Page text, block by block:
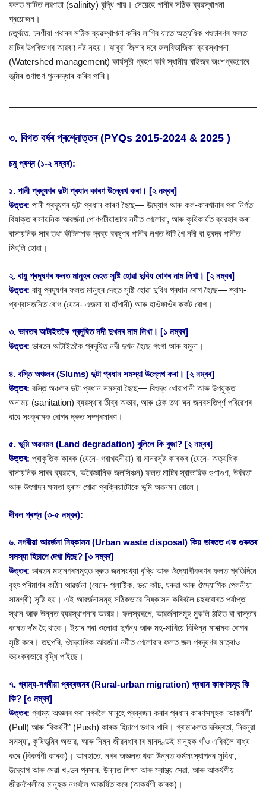
ফলত মাটিত লৱণতা (salinity) বৃদ্ধি পায়। সেয়েহে পানীৰ সঠিক ব্যৱস্থাপনা
প্ৰয়োজন।
চতুৰ্থতে, চৰণীয়া পথাৰৰ সঠিক ব্যৱস্থাপনা কৰিব লাগিব যাতে অত্যধিক পশুচাৰণৰ ফলত
মাটিৰ উপৰিভাগৰ আৱৰণ নষ্ট নহয়। ঝাবুৱা জিলাৰ দৰে জলবিভাজিকা ব্যৱস্থাপনা
(Watershed management) কাৰ্যসূচী গ্ৰহণ কৰি স্থানীয় ৰাইজৰ অংশগ্ৰহণেৰে
ভূমিৰ গুণাগুণ পুনৰুদ্ধাৰ কৰিব পাৰি।
৩. বিগত বৰ্ষৰ প্ৰশ্নোত্তৰ (PYQs 2015-2024 & 2025 )
চমু প্ৰশ্ন (১-২ নম্বৰ):
১. পানী প্ৰদূষণৰ দুটা প্ৰধান কাৰণ উল্লেখ কৰা। [২ নম্বৰ]
উত্তৰ: পানী প্ৰদূষণৰ দুটা প্ৰধান কাৰণ হৈছে— উদ্যোগ আৰু কল-কাৰখানাৰ পৰা নিৰ্গত
বিষাক্ত ৰাসায়নিক আৱৰ্জনা পোণপটীয়াভাৱে নদীত পেলোৱা, আৰু কৃষিকাৰ্যত ব্যৱহাৰ কৰা
ৰাসায়নিক সাৰ তথা কীটনাশক দ্ৰব্য বৰষুণৰ পানীৰ লগত উটি গৈ নদী বা হ্ৰদৰ পানীত
মিহলি হোৱা।
২. বায়ু প্ৰদূষণৰ ফলত মানুহৰ দেহত সৃষ্টি হোৱা দুবিধ ৰোগৰ নাম লিখা। [২ নম্বৰ]
উত্তৰ: বায়ু প্ৰদূষণৰ ফলত মানুহৰ দেহত সৃষ্টি হোৱা দুবিধ প্ৰধান ৰোগ হৈছে— শ্বাস-
প্ৰশ্বাসজনিত ৰোগ (যেনে- এজমা বা হাঁপানী) আৰু হাওঁফাওঁৰ কৰ্কট ৰোগ।
৩. ভাৰতৰ আটাইতকৈ প্ৰদূষিত নদী দুখনৰ নাম লিখা। [১ নম্বৰ]
উত্তৰ: ভাৰতৰ আটাইতকৈ প্ৰদূষিত নদী দুখন হৈছে গংগা আৰু যমুনা।
৪. বস্তি অঞ্চলৰ (Slums) দুটা প্ৰধান সমস্যা উল্লেখ কৰা। [২ নম্বৰ]
উত্তৰ: বস্তি অঞ্চলৰ দুটা প্ৰধান সমস্যা হৈছে— বিশুদ্ধ খোৱাপানী আৰু উপযুক্ত
অনাময় (sanitation) ব্যৱস্থাৰ তীব্ৰ অভাৱ, আৰু ঠেক তথা ঘন জনবসতিপূৰ্ণ পৰিৱেশৰ
বাবে সংক্ৰামক ৰোগৰ দ্ৰুত সম্প্ৰসাৰণ।
৫. ভূমি অৱনমন (Land degradation) বুলিলে কি বুজা? [২ নম্বৰ]
উত্তৰ: প্ৰাকৃতিক কাৰক (যেনে- গৰাখহনীয়া) বা মানৱসৃষ্ট কাৰকৰ (যেনে- অত্যধিক
ৰাসায়নিক সাৰৰ ব্যৱহাৰ, অবৈজ্ঞানিক জলসিঞ্চন) ফলত মাটিৰ স্বাভাৱিক গুণাগুণ, উৰ্বৰতা
আৰু উৎপাদন ক্ষমতা হ্ৰাস পোৱা প্ৰক্ৰিয়াটোকে ভূমি অৱনমন বোলে।
দীঘল প্ৰশ্ন (৩-৫ নম্বৰ):
৬. নগৰীয়া আৱৰ্জনা নিষ্কাসন (Urban waste disposal) কিয় ভাৰতত এক গুৰুতৰ
সমস্যা হিচাপে দেখা দিছে? [৩ নম্বৰ]
উত্তৰ: ভাৰতৰ মহানগৰসমূহত দ্ৰুত জনসংখ্যা বৃদ্ধি আৰু ঔদ্যোগীকৰণৰ ফলত প্ৰতিদিনে
বৃহৎ পৰিমাণৰ কঠিন আৱৰ্জনা (যেনে- প্লাষ্টিক, ভঙা কাঁচ, ঘৰুৱা আৰু ঔদ্যোগিক পেলনীয়া
সামগ্ৰী) সৃষ্টি হয়। এই আৱৰ্জনাসমূহ সঠিকভাৱে নিষ্কাসন কৰিবলৈ চহৰবোৰত পৰ্যাপ্ত
স্থান আৰু উন্নত ব্যৱস্থাপনাৰ অভাৱ। ফলস্বৰূপে, আৱৰ্জনাসমূহ মুকলি ঠাইত বা ৰাস্তাৰ
কাষত দ’ম হৈ থাকে। ইয়াৰ পৰা ওলোৱা দুৰ্গন্ধ আৰু মহ-মাখিয়ে বিভিন্ন মাৰাত্মক ৰোগৰ
সৃষ্টি কৰে। তদুপৰি, ঔদ্যোগিক আৱৰ্জনা নদীত পেলোৱাৰ ফলত জল প্ৰদূষণৰ মাত্ৰাও
ভয়ংকৰভাৱে বৃদ্ধি পাইছে।
৭. গ্ৰাম্য-নগৰীয়া প্ৰব্ৰজনৰ (Rural-urban migration) প্ৰধান কাৰণসমূহ কি
কি? [৩ নম্বৰ]
উত্তৰ: গ্ৰাম্য অঞ্চলৰ পৰা নগৰলৈ মানুহে প্ৰব্ৰজন কৰাৰ প্ৰধান কাৰণসমূহক ‘আকৰ্ষণী’
(Pull) আৰু ‘বিকৰ্ষণী’ (Push) কাৰক হিচাপে ভগাব পাৰি। গ্ৰামাঞ্চলত দৰিদ্ৰতা, নিবনুৱা
সমস্যা, কৃষিভূমিৰ অভাৱ, আৰু নিম্ন জীৱনধাৰণৰ মানদণ্ডই মানুহক গাঁও এৰিবলৈ বাধ্য
কৰে (বিকৰ্ষণী কাৰক)। আনহাতে, নগৰ অঞ্চলত থকা উন্নত কৰ্মসংস্থাপনৰ সুবিধা,
উদ্যোগ আৰু সেৱা খণ্ডৰ প্ৰসাৰ, উন্নত শিক্ষা আৰু স্বাস্থ্য সেৱা, আৰু আকৰ্ষণীয়
জীৱনশৈলীয়ে মানুহক নগৰলৈ আকৰ্ষিত কৰে (আকৰ্ষণী কাৰক)।